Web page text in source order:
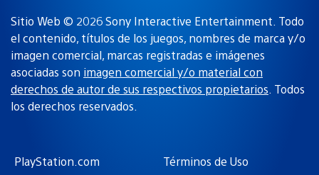
Sitio Web © 2026 Sony Interactive Entertainment. Todo
el contenido, títulos de los juegos, nombres de marca y/o
imagen comercial, marcas registradas e imágenes
asociadas son imagen comercial y/o material con
derechos de autor de sus respectivos propietarios. Todos
los derechos reservados.
PlayStation.com Términos de Uso